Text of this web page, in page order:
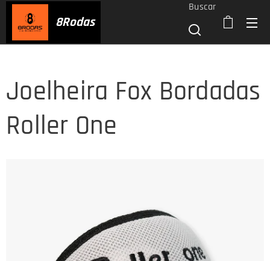
8Rodas
Buscar
Joelheira Fox Bordadas
Roller One